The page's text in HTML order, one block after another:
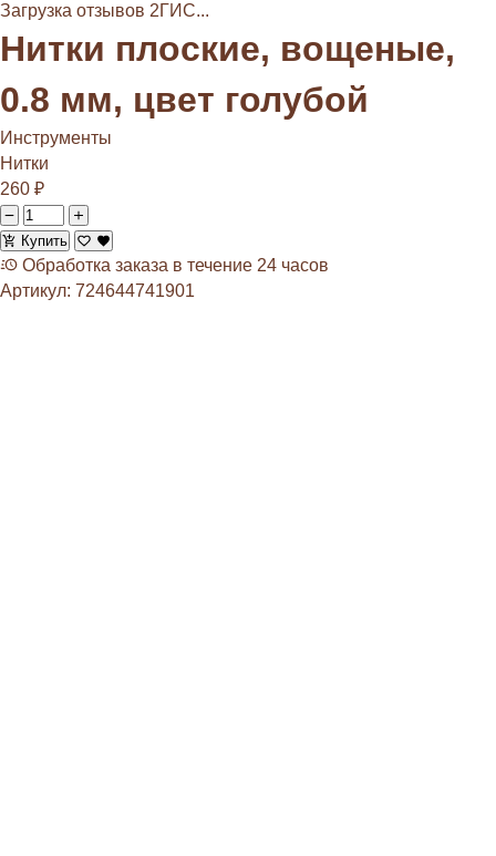
Загрузка отзывов 2ГИС...
Нитки плоские, вощеные,
0.8 мм, цвет голубой
Инструменты
Нитки
260 ₽
Купить
Обработка заказа в течение 24 часов
Артикул: 724644741901